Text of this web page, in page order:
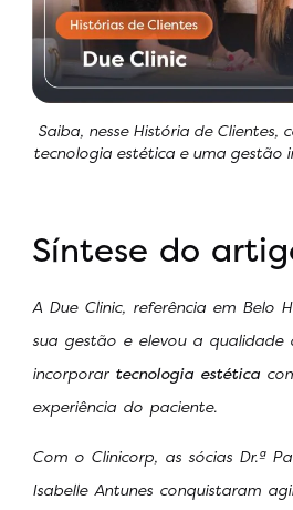
Saiba, nesse História de Clientes,
tecnologia estética e uma gestão
Síntese do
A Due Clinic, referência em Belo
sua gestão e elevou a qualidade
incorporar tecnologia estética
experiência do paciente.
Com o Clinicorp, as sócias Dr.ª
Isabelle Antunes conquistaram